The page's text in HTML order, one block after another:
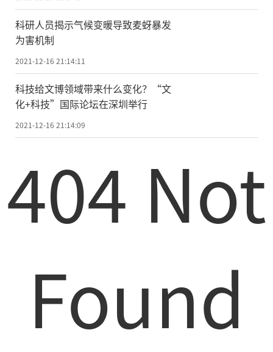
​科研人员揭示气候变暖导致麦蚜暴发
为害机制
2021-12-16 21:14:11
科技给文博领域带来什么变化？“文
化+科技”国际论坛在深圳举行
2021-12-16 21:14:09
404 Not
Found